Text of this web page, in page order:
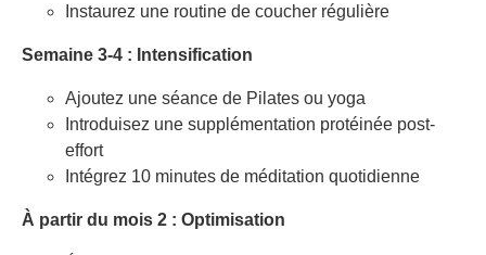
Instaurez une routine de coucher régulière
Semaine 3-4 : Intensification
Ajoutez une séance de Pilates ou yoga
Introduisez une supplémentation protéinée post-
effort
Intégrez 10 minutes de méditation quotidienne
À partir du mois 2 : Optimisation